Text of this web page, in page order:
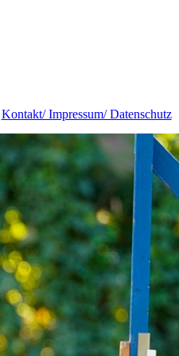
Kontakt/ Impressum/ Datenschutz